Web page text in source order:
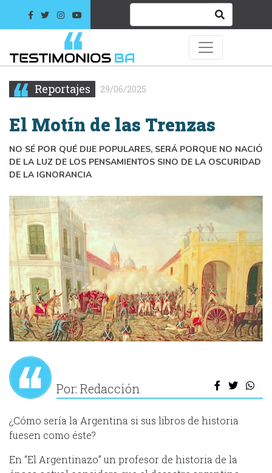
Reportajes 29/06/2025
El Motín de las Trenzas
NO SÉ POR QUÉ DIJE POPULARES, SERÁ PORQUE NO NACIÓ
DE LA LUZ DE LOS PENSAMIENTOS SINO DE LA OSCURIDAD
DE LA IGNORANCIA
Por: Redacción
¿Cómo sería la Argentina si sus libros de historia
fuesen como éste?
En “El Argentinazo” un profesor de historia de la